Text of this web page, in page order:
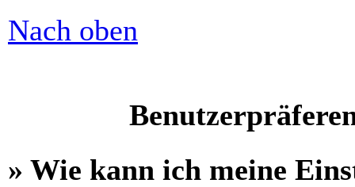
Nach oben
» Wie kann ich meine